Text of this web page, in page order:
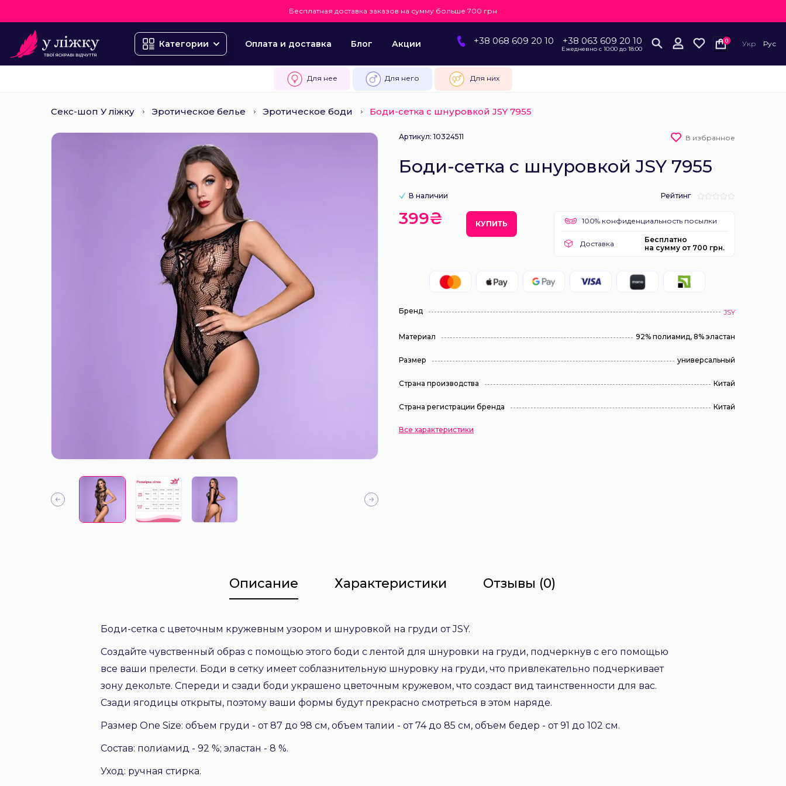
Бесплатная доставка заказов на сумму больше 700 грн
Категории Оплата и доставка Блог Акции +38 068 609 20 10 +38 063 609 20 10
Ежедневно с 10:00 до 18:00
0 Укр Рус
Для нее Для него Для них
Секс-шоп У ліжку Эротическое белье Эротическое боди Боди-сетка с шнуровкой JSY 7955
Артикул: 10324511 В избранное
Боди-сетка с шнуровкой JSY 7955
В наличии Рейтинг
399₴ КУПИТЬ 100% конфиденциальность посылки
Доставка
Бесплатно
на сумму от 700 грн.
Бренд JSY
Материал 92% полиамид, 8% эластан
Размер универсальный
Страна производства Китай
Страна регистрации бренда Китай
Все характеристики
Описание Характеристики Отзывы (0)
Боди-сетка с цветочным кружевным узором и шнуровкой на груди от JSY.
Создайте чувственный образ с помощью этого боди с лентой для шнуровки на груди, подчеркнув с его помощью
все ваши прелести. Боди в сетку имеет соблазнительную шнуровку на груди, что привлекательно подчеркивает
зону декольте. Спереди и сзади боди украшено цветочным кружевом, что создаст вид таинственности для вас.
Сзади ягодицы открыты, поэтому ваши формы будут прекрасно смотреться в этом наряде.
Размер One Size: объем груди - от 87 до 98 см, объем талии - от 74 до 85 см, объем бедер - от 91 до 102 см.
Состав: полиамид - 92 %; эластан - 8 %.
Уход: ручная стирка.